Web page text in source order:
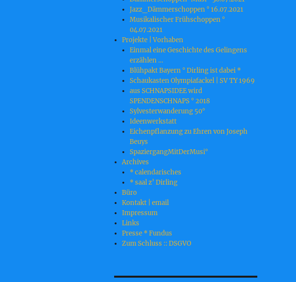
Jazz_Dämmerschoppen ° 16.07.2021
Musikalischer Frühschoppen °
04.07.2021
Projekte | Vorhaben
Einmal eine Geschichte des Gelingens
erzählen …
Blühpakt Bayern ° Dirling ist dabei *
Schaukasten Olympiafackel | SV TY 1969
aus SCHNAPSIDEE wird
SPENDENSCHNAPS ° 2018
Sylvesterwanderung 50°
Ideenwerkstatt
Eichenpflanzung zu Ehren von Joseph
Beuys
SpaziergangMitDerMusi°
Archives
* calendarisches
* saal z’ Dirling
Büro
Kontakt | email
Impressum
Links
Presse * Fundus
Zum Schluss :: DSGVO